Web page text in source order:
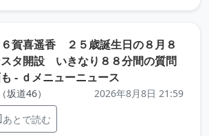
賀喜遥香 ２５歳誕生日の８月８
タ開設 いきなり８８分間の質問
- ｄメニューニュース
道46）
2026年8月8日 21:59
あとで読む